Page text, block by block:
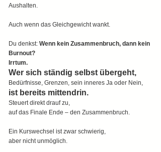
Aushalten.
Auch wenn das Gleichgewicht wankt.
Du denkst: Wenn kein Zusammenbruch, dann kein
Burnout?
Irrtum.
Wer sich ständig selbst übergeht,
Bedürfnisse, Grenzen, sein inneres Ja oder Nein,
ist bereits mittendrin.
Steuert direkt drauf zu,
auf das Finale Ende – den Zusammenbruch.
Ein Kurswechsel ist zwar schwierig,
aber nicht unmöglich.